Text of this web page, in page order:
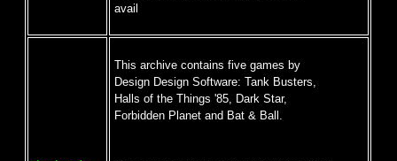
avail
This archive contains five games by
Design Design Software: Tank Busters,
Halls of the Things '85, Dark Star,
Forbidden Planet and Bat & Ball.